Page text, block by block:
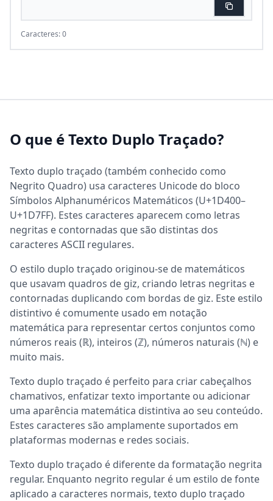
Caracteres: 0
O que é Texto Duplo Traçado?
Texto duplo traçado (também conhecido como
Negrito Quadro) usa caracteres Unicode do bloco
Símbolos Alphanuméricos Matemáticos (U+1D400–
U+1D7FF). Estes caracteres aparecem como letras
negritas e contornadas que são distintas dos
caracteres ASCII regulares.
O estilo duplo traçado originou-se de matemáticos
que usavam quadros de giz, criando letras negritas e
contornadas duplicando com bordas de giz. Este estilo
distintivo é comumente usado em notação
matemática para representar certos conjuntos como
números reais (ℝ), inteiros (ℤ), números naturais (ℕ) e
muito mais.
Texto duplo traçado é perfeito para criar cabeçalhos
chamativos, enfatizar texto importante ou adicionar
uma aparência matemática distintiva ao seu conteúdo.
Estes caracteres são amplamente suportados em
plataformas modernas e redes sociais.
Texto duplo traçado é diferente da formatação negrita
regular. Enquanto negrito regular é um estilo de fonte
aplicado a caracteres normais, texto duplo traçado